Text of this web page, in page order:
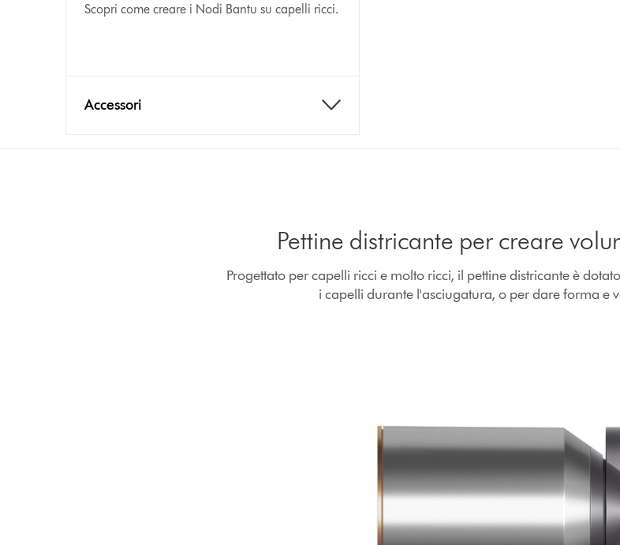
Scopri come creare i Nodi Bantu su capelli ricci.
Accessori
Pettine districante per creare
Progettato per capelli ricci e molto ricci, il pettine districante è
i capelli durante l'asciugatura, o per dare forma e